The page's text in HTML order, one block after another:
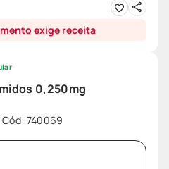
exige receita
0,250mg
Cód: 740069